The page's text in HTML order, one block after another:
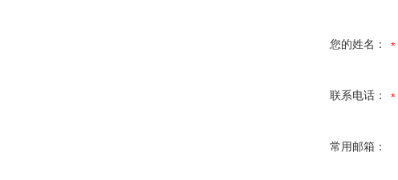
您的姓名：
联系电话：
常用邮箱：